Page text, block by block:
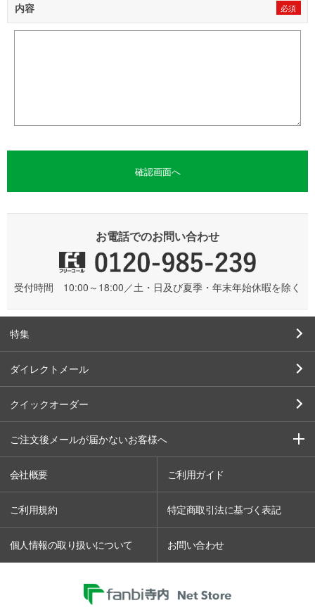
内容
お電話でのお問い合わせ
受付時間 10:00～18:00／土・日及び夏季・年末年始休暇を除く
特集
ダイレクトメール
クイックオーダー
ご注文後メールが届かないお客様へ
会社概要 ご利用ガイド
ご利用規約 特定商取引法に基づく表記
個人情報の取り扱いについて お問い合わせ